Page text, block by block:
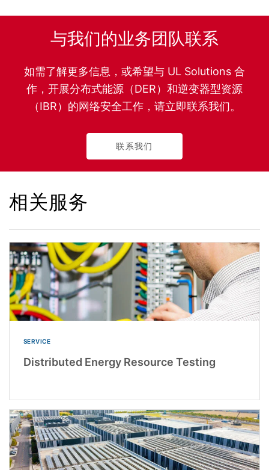
与我们的业务团队联系
如需了解更多信息，或希望与 UL Solutions 合
作，开展分布式能源（DER）和逆变器型资源
（IBR）的网络安全工作，请立即联系我们。
联系我们
相关服务
SERVICE
Distributed Energy Resource Testing